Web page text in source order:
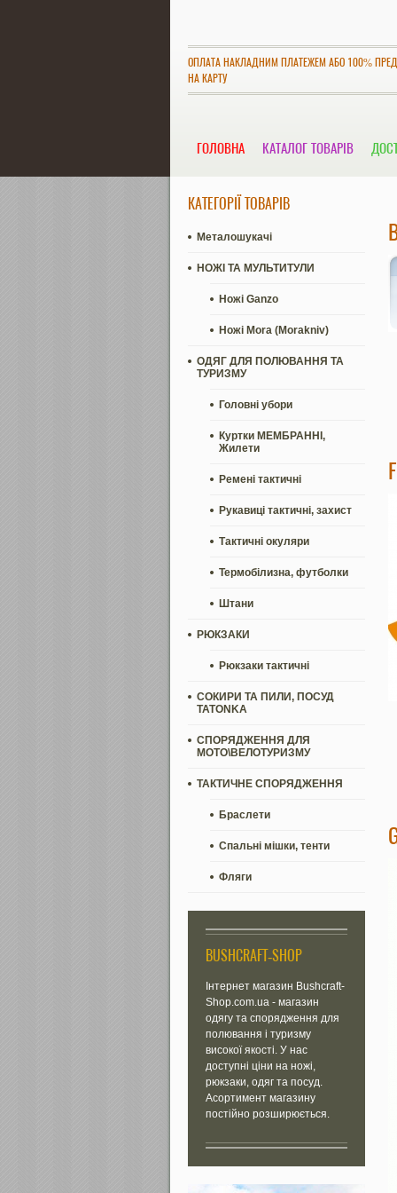
ОПЛАТА НАКЛАДНИМ ПЛАТЕЖЕМ АБО 100%
НА КАРТУ
ГОЛОВНА КАТАЛОГ ТОВАРІВ
КАТЕГОРІЇ ТОВАРІВ
Металошукачі
НОЖІ ТА МУЛЬТИТУЛИ
Ножі Ganzo
Ножі Mora (Morakniv)
ОДЯГ ДЛЯ ПОЛЮВАННЯ ТА
ТУРИЗМУ
Головні убори
Куртки МЕМБРАННІ,
Жилети
Ремені тактичні
Рукавиці тактичні, захист
Тактичні окуляри
Термобілизна, футболки
Штани
РЮКЗАКИ
Рюкзаки тактичні
СОКИРИ ТА ПИЛИ, ПОСУД
TATONKA
СПОРЯДЖЕННЯ ДЛЯ
МОТО\ВЕЛОТУРИЗМУ
ТАКТИЧНЕ СПОРЯДЖЕННЯ
Браслети
Спальні мішки, тенти
Фляги
BUSHCRAFT-SHOP
Інтернет магазин Bushcraft-
Shop.com.ua - магазин
одягу та спорядження для
полювання і туризму
високої якості. У нас
доступні ціни на ножі,
рюкзаки, одяг та посуд.
Асортимент магазину
постійно розширюється.